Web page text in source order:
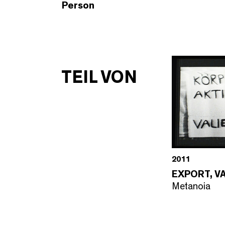
Person
TEIL VON
2011
EXPORT,
Metanoia